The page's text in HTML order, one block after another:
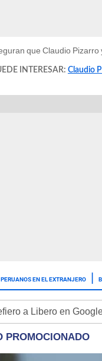
que Claudio
INTERESAR: Claudio
PERUANOS EN EL EXTRANJERO
a Libero en